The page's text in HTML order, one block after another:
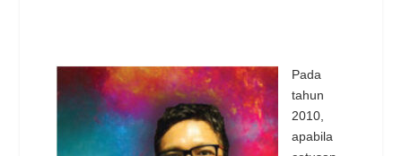
Pada
tahun
2010,
apabila